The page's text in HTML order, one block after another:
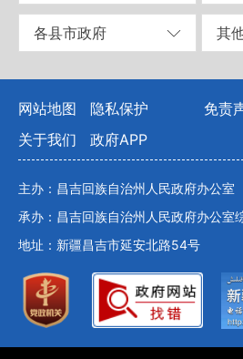
各县市政府 其
网站地图 隐私保护 免责
关于我们
政府APP
主办：昌吉回族自治州人民政府办公室
承办：昌吉回族自治州人民政府办公室
地址：新疆昌吉市延安北路54号